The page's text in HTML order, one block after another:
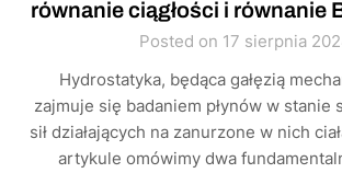
równanie ciągłości i równanie
Posted on 17 sierpnia
Hydrostatyka, będąca gałęzią
zajmuje się badaniem płynów w stanie
sił działających na zanurzone w nich
artykule omówimy dwa